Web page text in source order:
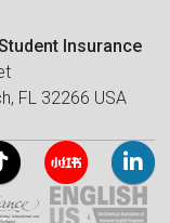
Insurance
FL 32266 USA